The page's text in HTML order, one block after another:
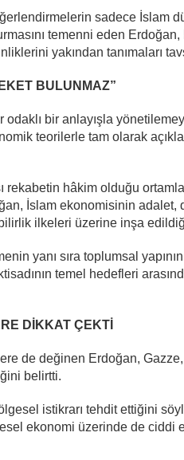
sadece İslam
temenni eden Erdoğan,
yakından tanımaları
BULUNMAZ”
odaklı bir anlayışla
teorilerle tam olarak
rekabetin hâkim olduğu
İslam ekonomisinin adalet,
ilkeleri üzerine inşa
yanı sıra toplumsal
temel hedefleri
DİKKAT ÇEKTİ
de değinen Erdoğan,
belirtti.
istikrarı tehdit ettiğini
ekonomi üzerinde de ciddi